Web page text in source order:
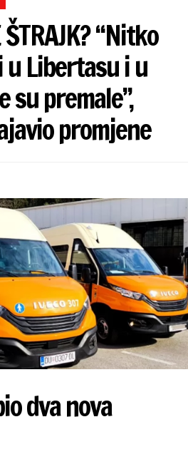
“Nitko
Libertasu i u
su premale”,
promjene
dva nova